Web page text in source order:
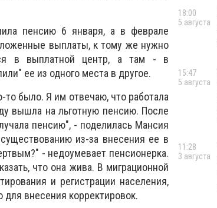
пенсию 6 января, а в феврале
выплаты, к тому же нужно
в выплатной центр, а там - в
ее из одного места в другое.
то было. Я им отвечаю, что работала
вышла на льготную пенсию. После
пенсию", - поделилась Мансия
из-за внесения ее в
- недоумевает пенсионерка.
что она жива. В миграционной
и регистрации населения,
для внесения корректировок.
18:00
5 августа
15:47
5 августа
11:28
3 августа